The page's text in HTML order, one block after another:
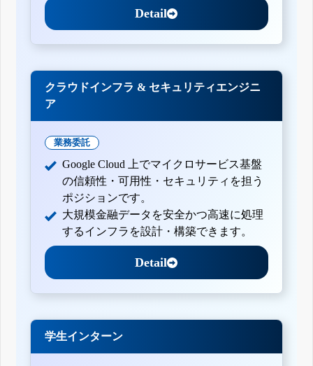
Detail
クラウドインフラ & セキュリティエンジニ
ア
業務委託
Google Cloud 上でマイクロサービス基盤
の信頼性・可用性・セキュリティを担う
ポジションです。
大規模金融データを安全かつ高速に処理
するインフラを設計・構築できます。
Detail
学生インターン